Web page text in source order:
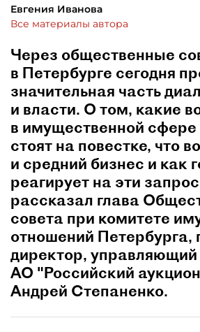
Евгения Иванова
Все материалы автора
Через общественные
в Петербурге сегодня
значительная часть
и власти. О том, какие
в имущественной сфере
стоят на повестке, что
и средний бизнес и как
реагирует на эти
рассказал глава
совета при комитете
отношений Петербурга,
директор, управляющий
АО "Российский
Андрей Степаненко.